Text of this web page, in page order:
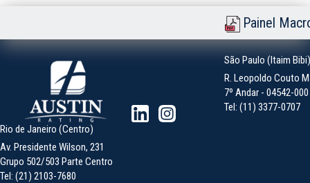
Painel
São Paulo (Itaim Bibi)
R. Leopoldo Couto
7º Andar - 04542-
Tel: (11) 3377-0707
Rio de Janeiro (Centro)
Av. Presidente Wilson, 231
Grupo 502/503 Parte Centro
Tel: (21) 2103-7680